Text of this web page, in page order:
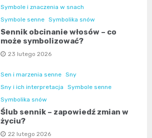
Symbole i znaczenia w snach
Symbole senne Symbolika snów
Sennik obcinanie włosów – co
może symbolizować?
23 lutego 2026
Sen i marzenia senne Sny
Sny i ich interpretacja
Symbole senne
Symbolika snów
Ślub sennik – zapowiedź zmian w
życiu?
22 lutego 2026